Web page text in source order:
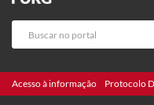
Acesso à informação Protocolo